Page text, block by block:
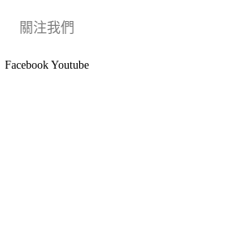
關注我們
Facebook Youtube